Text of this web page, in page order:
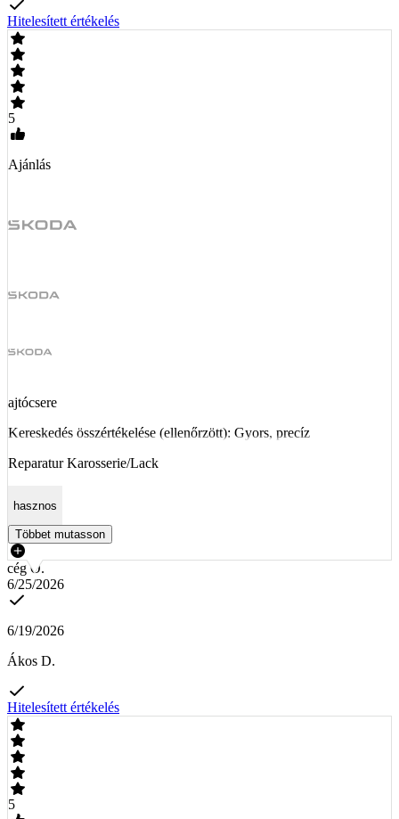
Hitelesített értékelés
5
Ajánlás
ajtócsere
Kereskedés összértékelése (ellenőrzött): Gyors, precíz
Reparatur Karosserie/Lack
hasznos
Többet mutasson
cég Ő.
6/25/2026
6/19/2026
Ákos D.
Hitelesített értékelés
5